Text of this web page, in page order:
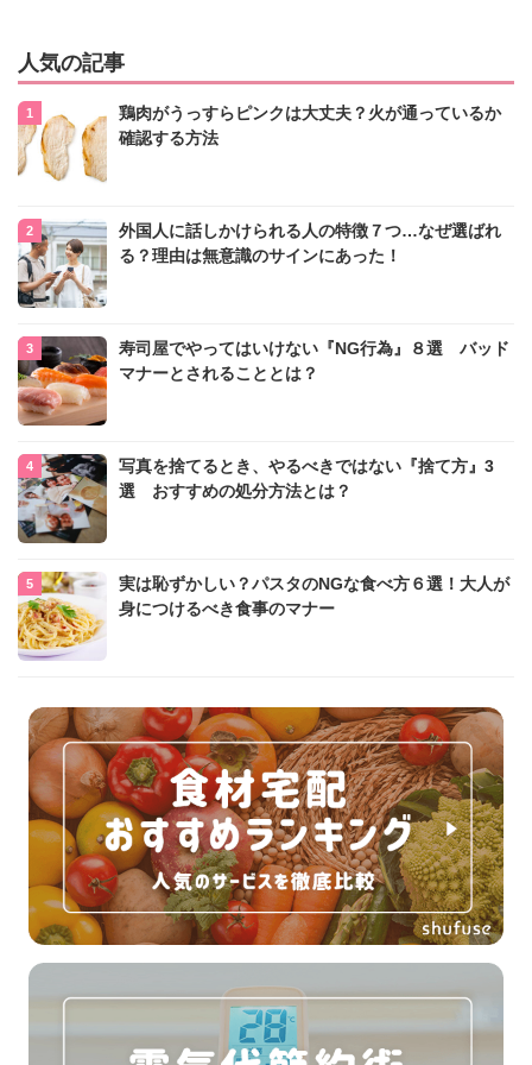
人気の記事
鶏肉がうっすらピンクは大丈夫？火が通っているか
確認する方法
外国人に話しかけられる人の特徴７つ…なぜ選ばれ
る？理由は無意識のサインにあった！
寿司屋でやってはいけない『NG行為』８選 バッド
マナーとされることとは？
写真を捨てるとき、やるべきではない『捨て方』3
選 おすすめの処分方法とは？
実は恥ずかしい？パスタのNGな食べ方６選！大人が
身につけるべき食事のマナー